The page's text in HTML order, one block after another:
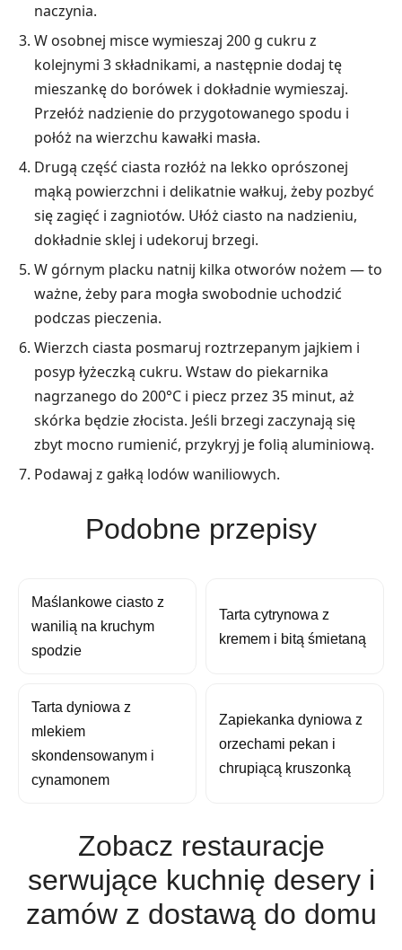
naczynia.
W osobnej misce wymieszaj 200 g cukru z
kolejnymi 3 składnikami, a następnie dodaj tę
mieszankę do borówek i dokładnie wymieszaj.
Przełóż nadzienie do przygotowanego spodu i
połóż na wierzchu kawałki masła.
Drugą część ciasta rozłóż na lekko oprószonej
mąką powierzchni i delikatnie wałkuj, żeby pozbyć
się zagięć i zagniotów. Ułóż ciasto na nadzieniu,
dokładnie sklej i udekoruj brzegi.
W górnym placku natnij kilka otworów nożem — to
ważne, żeby para mogła swobodnie uchodzić
podczas pieczenia.
Wierzch ciasta posmaruj roztrzepanym jajkiem i
posyp łyżeczką cukru. Wstaw do piekarnika
nagrzanego do 200°C i piecz przez 35 minut, aż
skórka będzie złocista. Jeśli brzegi zaczynają się
zbyt mocno rumienić, przykryj je folią aluminiową.
Podawaj z gałką lodów waniliowych.
Podobne przepisy
Maślankowe ciasto z
wanilią na kruchym
spodzie
Tarta cytrynowa z
kremem i bitą śmietaną
Tarta dyniowa z
mlekiem
skondensowanym i
cynamonem
Zapiekanka dyniowa z
orzechami pekan i
chrupiącą kruszonką
Zobacz restauracje
serwujące kuchnię desery i
zamów z dostawą do domu